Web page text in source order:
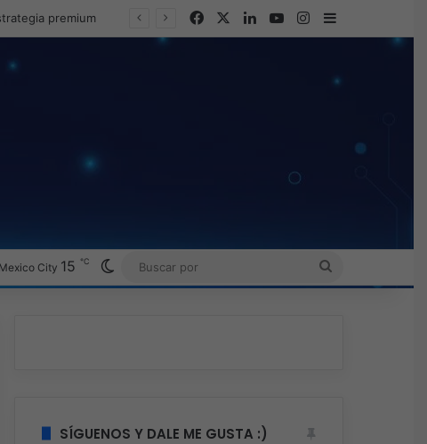
premium FacebookLinkedInYouTubeInstagram
Barra lateral
Mexico City 15 ℃ Switch skin
BUSCAR
SÍGUENOS Y DALE ME GUSTA :)